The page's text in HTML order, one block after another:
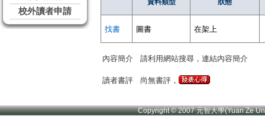
校外讀者申請
資料類型 狀態
找書 圖書 在架上
內容簡介 請利用網站搜尋，連結內容簡介
讀者書評 尚無書評，
Copyright © 2007 元智大學(Yuan Ze